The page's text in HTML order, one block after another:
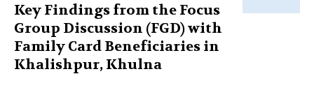
Key Findings from the Focus
Group Discussion (FGD) with
Family Card Beneficiaries in
Khalishpur, Khulna